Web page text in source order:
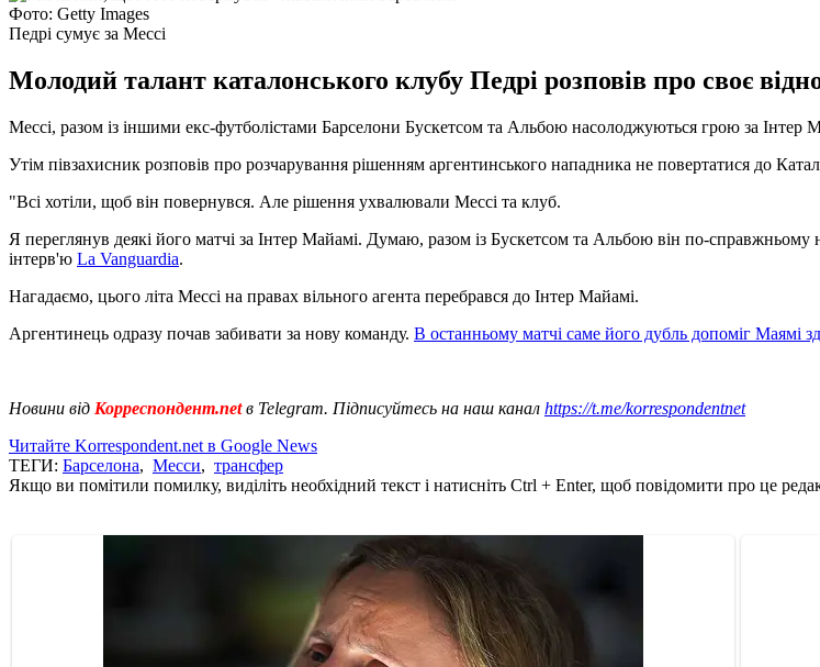
Фото: Getty Images
Педрі сумує за Мессі
Молодий талант каталонського клубу Педрі розповів про своє
Мессі, разом із іншими екс-футболістами Барселони Бускетсом та Альбою насолоджуються грою за Інтер
Утім півзахисник розповів про розчарування рішенням аргентинського нападника не повертатися до
"Всі хотіли, щоб він повернувся. Але рішення ухвалювали Мессі та клуб.
Я переглянув деякі його матчі за Інтер Майамі. Думаю, разом із Бускетсом та Альбою він по-
інтерв'ю La Vanguardia.
Нагадаємо, цього літа Мессі на правах вільного агента перебрався до Інтер Майамі.
Аргентинець одразу почав забивати за нову команду. В останньому матчі саме його дубль допоміг Маямі
Новини від Корреспондент.netв Telegram. Підписуйтесь на наш канал https://t.me/korrespondentnet
Читайте Korrespondent.net в Google News
ТЕГИ: Барселона, Месси, трансфер
Якщо ви помітили помилку, виділіть необхідний текст і натисніть Ctrl + Enter, щоб повідомити про це